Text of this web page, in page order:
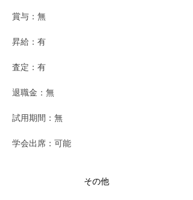
賞与：無
昇給：有
査定：有
退職金：無
試用期間：無
学会出席：可能
その他